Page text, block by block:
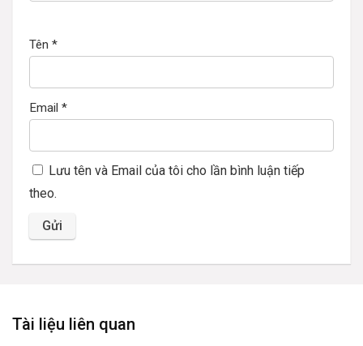
Tên *
Email *
Lưu tên và Email của tôi cho lần bình luận tiếp
theo.
Tài liệu liên quan